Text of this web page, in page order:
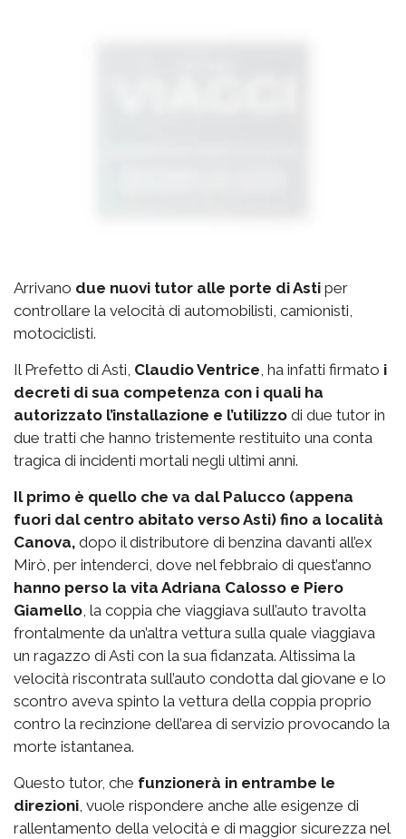
Arrivano due nuovi tutor alle porte di Asti per
controllare la velocità di automobilisti, camionisti,
motociclisti.
Il Prefetto di Asti, Claudio Ventrice, ha infatti firmato i
decreti di sua competenza con i quali ha
autorizzato l’installazione e l’utilizzo di due tutor in
due tratti che hanno tristemente restituito una conta
tragica di incidenti mortali negli ultimi anni.
Il primo è quello che va dal Palucco (appena
fuori dal centro abitato verso Asti) fino a località
Canova, dopo il distributore di benzina davanti all’ex
Mirò, per intenderci, dove nel febbraio di quest’anno
hanno perso la vita Adriana Calosso e Piero
Giamello, la coppia che viaggiava sull’auto travolta
frontalmente da un’altra vettura sulla quale viaggiava
un ragazzo di Asti con la sua fidanzata. Altissima la
velocità riscontrata sull’auto condotta dal giovane e lo
scontro aveva spinto la vettura della coppia proprio
contro la recinzione dell’area di servizio provocando la
morte istantanea.
Questo tutor, che funzionerà in entrambe le
direzioni, vuole rispondere anche alle esigenze di
rallentamento della velocità e di maggior sicurezza nel